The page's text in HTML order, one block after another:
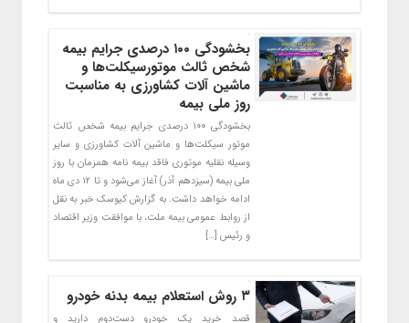
بخشودگی ۱۰۰ درصدی جرایم بیمه
شخص ثالث موتورسیکلت‌ها و
ماشین آلات کشاورزی به مناسبت
روز ملی بیمه
بخشودگی ۱۰۰ درصدی جرایم بیمه شخص ثالث
موتور سیکلت‌ها و ماشین آلات کشاورزی و سایر
وسیله نقلیه موتوری فاقد بیمه نامه همزمان با روز
ملی بیمه (سیزدهم آذر) آغاز می‌شود و تا ۱۲ دی ماه
ادامه خواهد داشت. به گزارش کیوسک خبر به نقل
از روابط عمومی بیمه ملت، با موافقت وزیر اقتصاد
و رئیس […]
۳ روش استعلام بیمه بدنه خودرو
قصد خرید یک خودرو دست‌دوم دارید و